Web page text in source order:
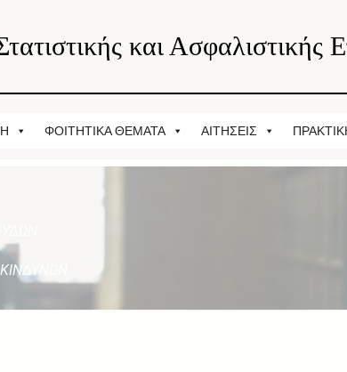
και Ασφαλιστικής
ΦΟΙΤΗΤΙΚΑ ΘΕΜΑΤΑ ΑΙΤΗΣΕΙΣ